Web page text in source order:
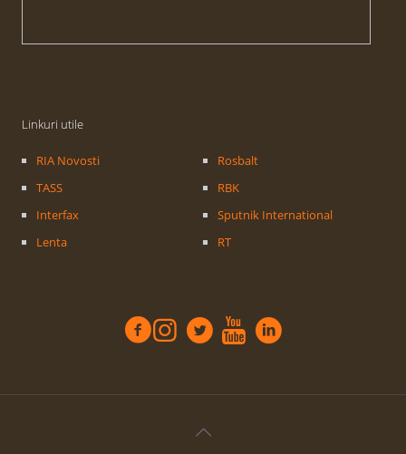
Linkuri utile
RIA Novosti
TASS
Interfax
Lenta
Rosbalt
RBK
Sputnik International
RT